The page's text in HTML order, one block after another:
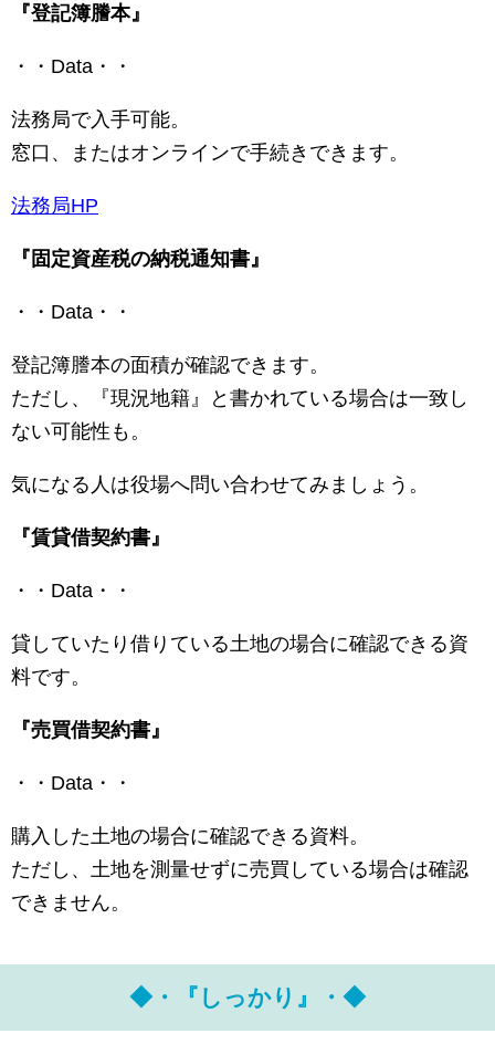
『登記簿謄本』
・・Data・・
法務局で入手可能。
窓口、またはオンラインで手続きできます。
法務局HP
『固定資産税の納税通知書』
・・Data・・
登記簿謄本の面積が確認できます。
ただし、『現況地籍』と書かれている場合は一致し
ない可能性も。
気になる人は役場へ問い合わせてみましょう。
『賃貸借契約書』
・・Data・・
貸していたり借りている土地の場合に確認できる資
料です。
『売買借契約書』
・・Data・・
購入した土地の場合に確認できる資料。
ただし、土地を測量せずに売買している場合は確認
できません。
◆・『しっかり』・◆